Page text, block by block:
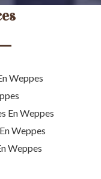
Weppes
En Weppes
Weppes
Weppes